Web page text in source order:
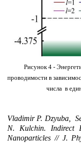
Рисунок 4 -
проводимости в
числа в
Vladimir P. Dzyuba,
N. Kulchin. Indirect
Nanoparticles // J.